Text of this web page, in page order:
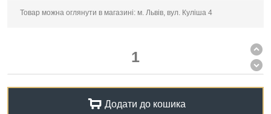
Товар можна оглянути в магазині: м. Львів, вул. Куліша 4
Додати до кошика